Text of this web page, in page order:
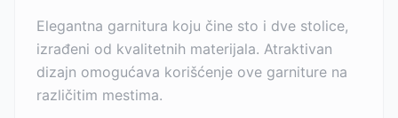
Elegantna garnitura koju čine sto i dve stolice,
izrađeni od kvalitetnih materijala. Atraktivan
dizajn omogućava korišćenje ove garniture na
različitim mestima.